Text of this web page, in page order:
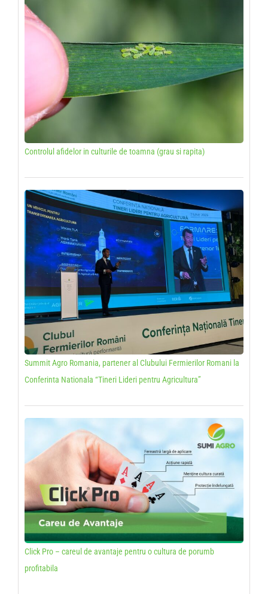
Controlul afidelor in culturile de toamna (grau si rapita)
Summit Agro Romania, partener al Clubului Fermierilor Romani la
Conferinta Nationala “Tineri Lideri pentru Agricultura”
Click Pro – careul de avantaje pentru o cultura de porumb
profitabila